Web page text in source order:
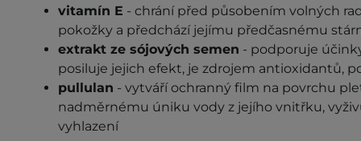
vitamín E - chrání před působením volných
pokožky a předchází jejímu předčasnému
extrakt ze sójových semen - podporuje
posiluje jejich efekt, je zdrojem antioxidantů,
pullulan - vytváří ochranný film na povrchu
nadměrnému úniku vody z jejího vnitřku,
vyhlazení